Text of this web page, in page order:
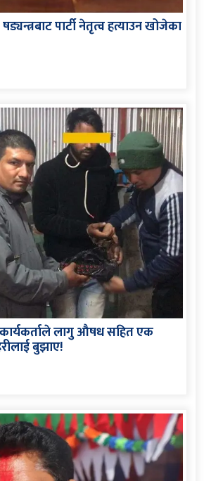
पार्टी नेतृत्व हत्याउन खोजेका
कार्यकर्ताले लागु औषध सहित एक
बुझाए!